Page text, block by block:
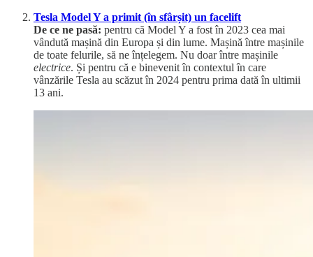
Tesla Model Y a primit (în sfârșit) un facelift
De ce ne pasă: pentru că Model Y a fost în 2023 cea mai
vândută mașină din Europa și din lume. Mașină între mașinile
de toate felurile, să ne înțelegem. Nu doar între mașinile
electrice. Și pentru că e binevenit în contextul în care
vânzările Tesla au scăzut în 2024 pentru prima dată în ultimii
13 ani.